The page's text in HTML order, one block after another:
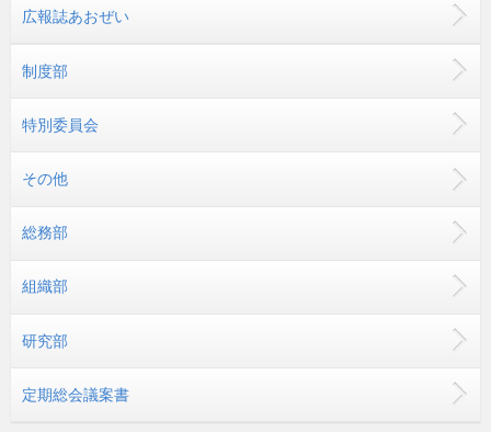
広報誌あおぜい
制度部
特別委員会
その他
総務部
組織部
研究部
定期総会議案書